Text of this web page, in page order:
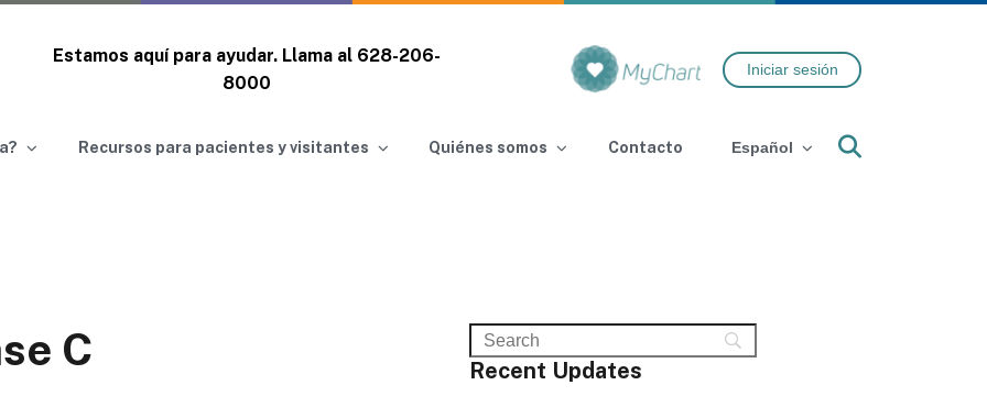
Estamos aquí para ayudar. Llama al 628-206-
8000
Iniciar sesión
Recursos para pacientes y visitantes Quiénes somos Contacto Español
C Recent Updates